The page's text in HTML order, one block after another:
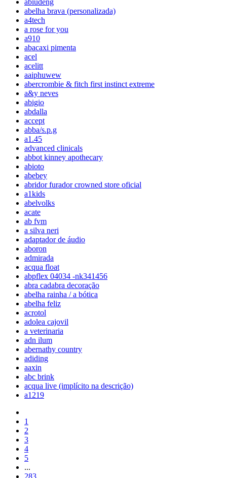
abiudeng
abelha brava (personalizada)
a4tech
a rose for you
a910
abacaxi pimenta
acel
acelitt
aaiphuwew
abercrombie & fitch first instinct extreme
a&y neves
abigio
abdalla
accept
abba/s.p.g
a1.45
advanced clinicals
abbot kinney apothecary
abioto
abebey
abridor furador crowned store oficial
a1kids
abelvolks
acate
ab fvm
a silva neri
adaptador de áudio
aboron
admirada
acqua float
abpflex 04034 -nk341456
abra cadabra decoração
abelha rainha / a bótica
abelha feliz
acrotol
adolea cajovil
a veterinaria
adn ilum
abernathy country
adiding
aaxin
abc brink
acqua live (implícito na descrição)
a1219
1
2
3
4
5
...